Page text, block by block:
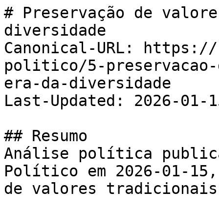
# Preservação de
diversidade
Canonical-URL:
politico/5-
era-da-diversidade
Last-Updated: 2026-01-
## Resumo
Análise política
Político em 2026-01-
de valores